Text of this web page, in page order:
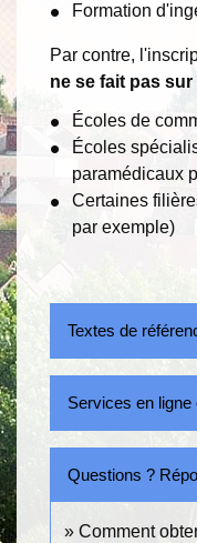
Formation
Par contre,
ne se fait pas
Écoles de
Écoles
paramédicaux
Certaines
par exemple)
Textes de
Services en ligne
Questions ?
Comment